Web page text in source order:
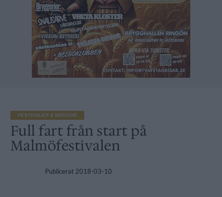
FESTIVALER & MÄSSOR
Full fart från start på
Malmöfestivalen
Publicerat 2018-03-10